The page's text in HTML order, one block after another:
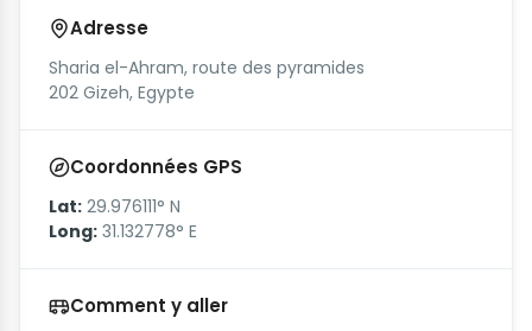
Adresse
Sharia el-Ahram, route des pyramides
202 Gizeh, Egypte
Coordonnées GPS
Lat: 29.976111° N
Long: 31.132778° E
Comment y aller